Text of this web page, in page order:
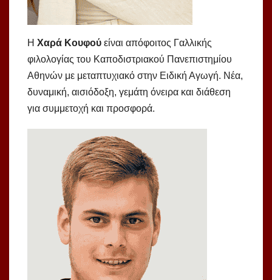
Η Χαρά Κουφού είναι απόφοιτος Γαλλικής
φιλολογίας του Καποδιστριακού Πανεπιστημίου
Αθηνών με μεταπτυχιακό στην Ειδική Αγωγή. Νέα,
δυναμική, αισιόδοξη, γεμάτη όνειρα και διάθεση
για συμμετοχή και προσφορά.